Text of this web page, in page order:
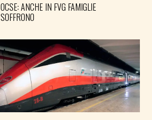
OCSE: ANCHE IN FVG FAMIGLIE
SOFFRONO